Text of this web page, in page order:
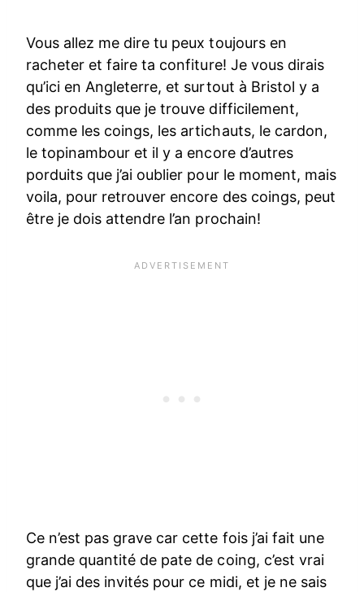
Vous allez me dire tu peux toujours en
racheter et faire ta confiture! Je vous dirais
qu’ici en Angleterre, et surtout à Bristol y a
des produits que je trouve difficilement,
comme les coings, les artichauts, le cardon,
le topinambour et il y a encore d’autres
porduits que j’ai oublier pour le moment, mais
voila, pour retrouver encore des coings, peut
être je dois attendre l’an prochain!
Ce n’est pas grave car cette fois j’ai fait une
grande quantité de pate de coing, c’est vrai
que j’ai des invités pour ce midi, et je ne sais